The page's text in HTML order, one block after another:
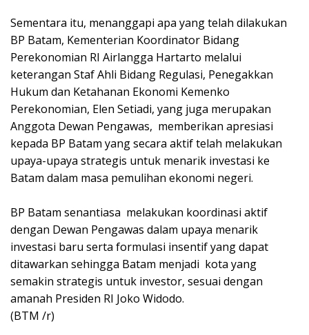
Sementara itu, menanggapi apa yang telah dilakukan
BP Batam, Kementerian Koordinator Bidang
Perekonomian RI Airlangga Hartarto melalui
keterangan Staf Ahli Bidang Regulasi, Penegakkan
Hukum dan Ketahanan Ekonomi Kemenko
Perekonomian, Elen Setiadi, yang juga merupakan
Anggota Dewan Pengawas, memberikan apresiasi
kepada BP Batam yang secara aktif telah melakukan
upaya-upaya strategis untuk menarik investasi ke
Batam dalam masa pemulihan ekonomi negeri.
BP Batam senantiasa melakukan koordinasi aktif
dengan Dewan Pengawas dalam upaya menarik
investasi baru serta formulasi insentif yang dapat
ditawarkan sehingga Batam menjadi kota yang
semakin strategis untuk investor, sesuai dengan
amanah Presiden RI Joko Widodo.
(BTM /r)